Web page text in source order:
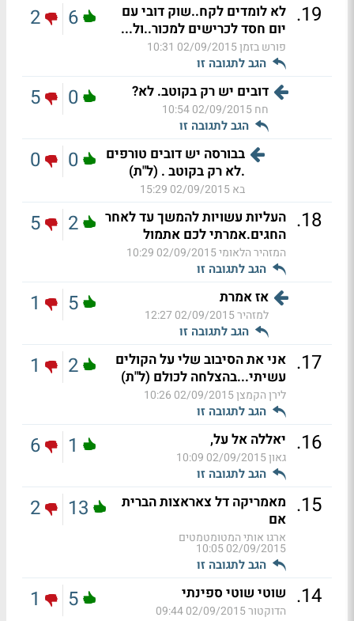
19
. לא לומדים לקח..שוק דובי עם
יום חסד לכרישים למכור..ול...
פורש בזמן02/09/2015 10:31
הגב לתגובה זו
6
2
דובים יש רק בקוטב. לא?
חח02/09/2015 10:54
הגב לתגובה זו
0
5
בבורסה יש דובים טורפים
.לא רק בקוטב . (ל"ת)
בא02/09/2015 15:29
0
0
18
. העליות עשויות להמשך עד לאחר
החגים.אמרתי לכם אתמול
המזהיר הלאומי02/09/2015 10:29
הגב לתגובה זו
2
5
אז אמרת
למזהיר02/09/2015 12:27
הגב לתגובה זו
5
1
17
. אני את הסיבוב שלי על הקולים
עשיתי...בהצלחה לכולם (ל"ת)
לירן הקמצן02/09/2015 10:26
הגב לתגובה זו
2
1
16
. יאללה אל על,
גאון02/09/2015 10:09
הגב לתגובה זו
1
6
15
. מאמריקה דל צאראצות הברית
אם
ארגו אותי המטומטמטים
02/09/2015 10:05
הגב לתגובה זו
13
2
14
. שוטי שוטי ספינתי
הדוקטור02/09/2015 09:44
5
1